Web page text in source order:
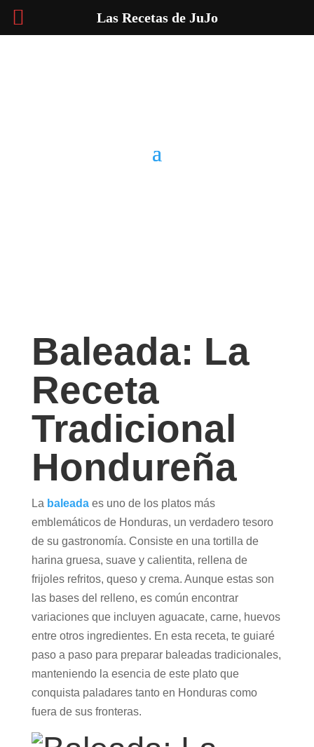
Baleada: La
Receta
Tradicional
Hondureña
La baleadaes uno de los platos más
emblemáticos de Honduras, un verdadero tesoro
de su gastronomía. Consiste en una tortilla de
harina gruesa, suave y calientita, rellena de
frijoles refritos, queso y crema. Aunque estas son
las bases del relleno, es común encontrar
variaciones que incluyen aguacate, carne, huevos
entre otros ingredientes. En esta receta, te guiaré
paso a paso para preparar baleadas tradicionales,
manteniendo la esencia de este plato que
conquista paladares tanto en Honduras como
fuera de sus fronteras.
Las Recetas de JuJo